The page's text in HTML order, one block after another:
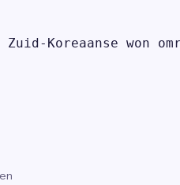
Koreaanse won